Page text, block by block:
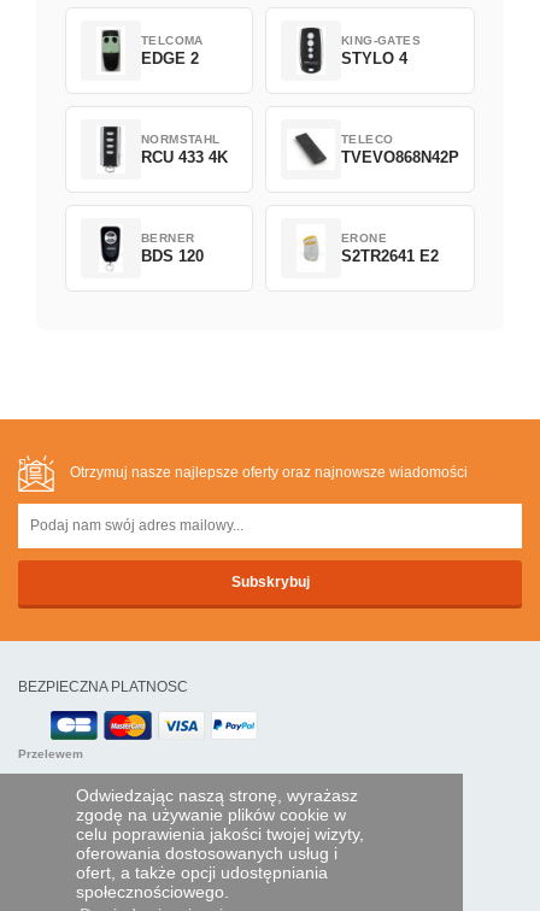
Odwiedzając naszą stronę, wyrażasz
zgodę na używanie plików cookie w
celu poprawienia jakości twojej wizyty,
oferowania dostosowanych usług i
ofert, a także opcji udostępniania
społecznościowego.
TELCOMA
EDGE 2
KING-GATES
STYLO 4
NORMSTAHL
RCU 433 4K
TELECO
TVEVO868N42P
BERNER
BDS 120
ERONE
S2TR2641 E2
Otrzymuj nasze najlepsze oferty oraz najnowsze wiadomości
BEZPIECZNA PLATNOSC
Przelewem
POMOC I USŁUGI
Śledź swoje zamówienie
PILOTY EXPRESS